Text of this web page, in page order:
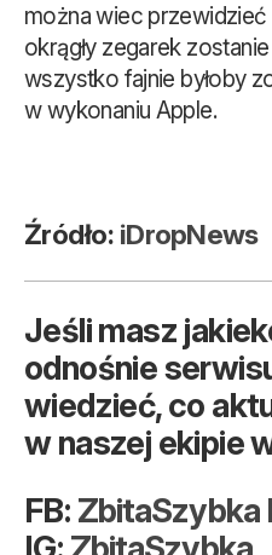
można wiec
okrągły zegarek
wszystko fajnie byłoby
w wykonaniu Apple.
Źródło: iDropNews
Jeśli masz
odnośnie
wiedzieć, co
w naszej ekipie
FB: ZbitaSzybka